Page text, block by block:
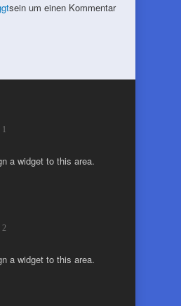
sein um einen Kommentar
a widget to this area.
a widget to this area.